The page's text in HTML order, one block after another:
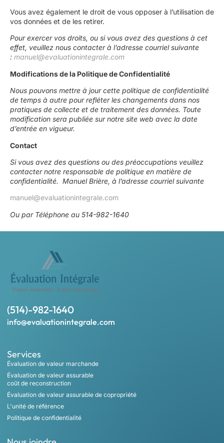
Vous avez également le droit de vous opposer à l’utilisation de
vos données et de les retirer.
Pour exercer vos droits, ou si vous avez des questions à cet
effet, veuillez nous contacter à l’adresse courriel suivante
: manuel@evaluationintegrale.com
Modifications de la Politique de Confidentialité
Nous pouvons mettre à jour cette politique de confidentialité
de temps à autre pour refléter les changements dans nos
pratiques de collecte et de traitement des données. Toute
modification sera publiée sur notre site web avec la date
d’entrée en vigueur.
Contact
Si vous avez des questions ou des préoccupations veuillez
contacter notre responsable de politique en matière de
confidentialité. Manuel Brière, à l’adresse courriel suivante
manuel@evaluationintegrale.com
Ou par Téléphone au 514-982-1640
Services
Évaluation de valeur marchande
Évaluation de valeur assurable
coût de reconstruction
Évaluation de valeur assurable de copropriété
L'unité de référence
Politique de confidentialité
(514)-982-1640
info@evaluationintegrale.com